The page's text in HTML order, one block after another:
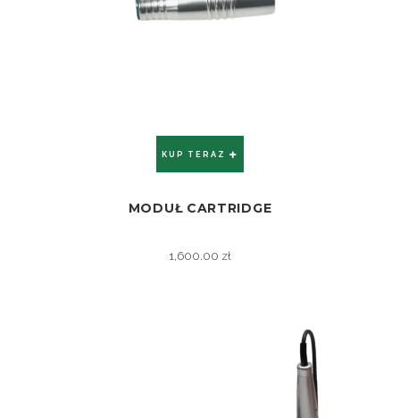
ZOBACZ
KUP TERAZ
MODUŁ CARTRIDGE
1,600.00 zł